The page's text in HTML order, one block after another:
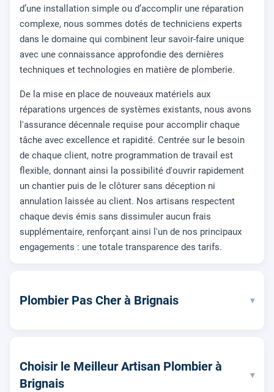
d’une installation simple ou d’accomplir une réparation
complexe, nous sommes dotés de techniciens experts
dans le domaine qui combinent leur savoir-faire unique
avec une connaissance approfondie des dernières
techniques et technologies en matière de plomberie.
De la mise en place de nouveaux matériels aux
réparations urgences de systèmes existants, nous avons
l'assurance décennale requise pour accomplir chaque
tâche avec excellence et rapidité. Centrée sur le besoin
de chaque client, notre programmation de travail est
flexible, donnant ainsi la possibilité d'ouvrir rapidement
un chantier puis de le clôturer sans déception ni
annulation laissée au client. Nos artisans respectent
chaque devis émis sans dissimuler aucun frais
supplémentaire, renforçant ainsi l'un de nos principaux
engagements : une totale transparence des tarifs.
Plombier Pas Cher à Brignais ▾
Choisir le Meilleur Artisan Plombier à
Brignais
▾